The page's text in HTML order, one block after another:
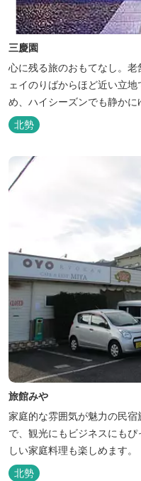
三慶園
心に残る旅のおもてなし。
ェイのりばからほど近い立
め、ハイシーズンでも静か
慢の大浴場からは、雄大な御
望めます。季節ごとに表情を
北勢
旅館みや
家庭的な雰囲気が魅力の民
で、観光にもビジネスにも
しい家庭料理も楽しめます。
北勢